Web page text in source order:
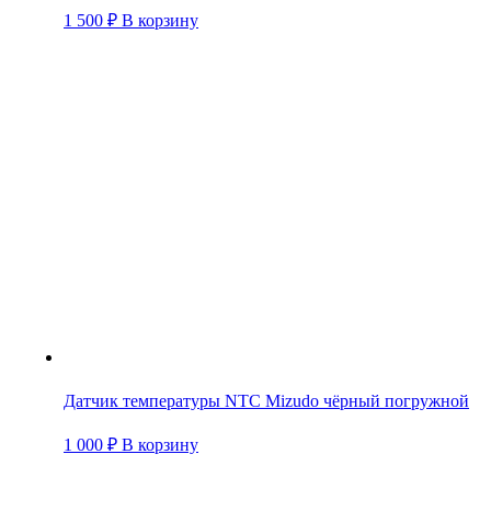
1 500 ₽ В корзину
Датчик температуры NTC Mizudo чёрный погружной
1 000 ₽ В корзину